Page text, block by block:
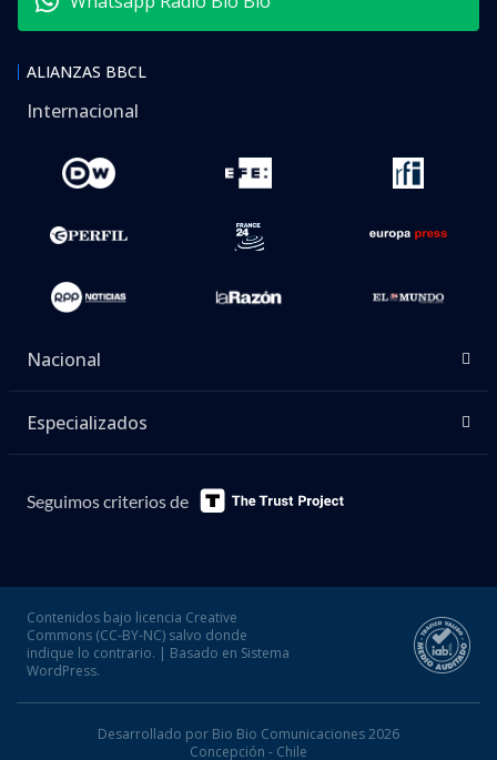
ALIANZAS BBCL
Internacional
Nacional
Especializados
Seguimos criterios de
Contenidos bajo licencia Creative
Commons (CC-BY-NC) salvo donde
indique lo contrario. | Basado en Sistema
WordPress.
Desarrollado por Bio Bio Comunicaciones 2026
Concepción - Chile